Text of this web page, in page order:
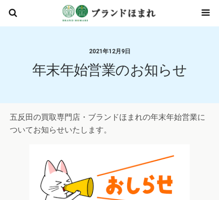
2021年12月9日
年末年始営業のお知らせ
五反田の買取専門店・ブランドほまれの年末年始営業に
ついてお知らせいたします。